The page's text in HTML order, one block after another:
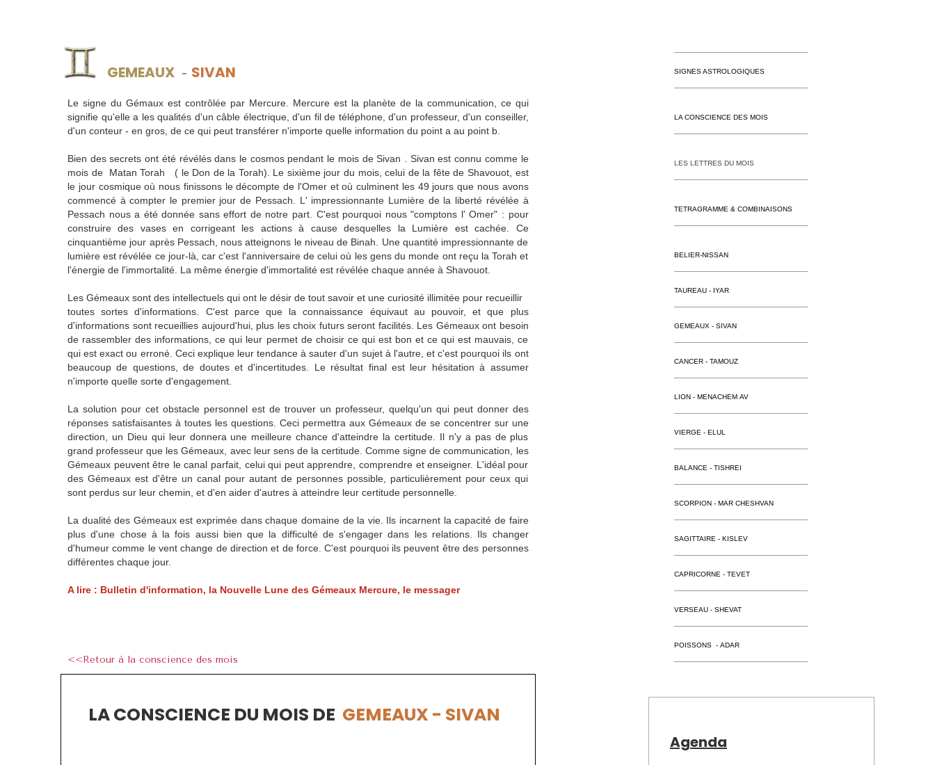
GEMEAUX - SIVAN
Le signe du Gémaux est contrôlée par Mercure. Mercure est la planète de la communication, ce qui
signifie qu'elle a les qualités d'un câble électrique, d'un fil de téléphone, d'un professeur, d'un conseiller,
d'un conteur - en gros, de ce qui peut transférer n'importe quelle information du point a au point b.
Bien des secrets ont été révélés dans le cosmos pendant le mois de Sivan . Sivan est connu comme le
mois de Matan Torah ( le Don de la Torah). Le sixième jour du mois, celui de la fête de Shavouot, est
le jour cosmique où nous finissons le décompte de l'Omer et où culminent les 49 jours que nous avons
commencé à compter le premier jour de Pessach. L' impressionnante Lumière de la liberté révélée à
Pessach nous a été donnée sans effort de notre part. C'est pourquoi nous "comptons l' Omer" : pour
construire des vases en corrigeant les actions à cause desquelles la Lumière est cachée. Ce
cinquantième jour après Pessach, nous atteignons le niveau de Binah. Une quantité impressionnante de
lumière est révélée ce jour-là, car c'est l'anniversaire de celui où les gens du monde ont reçu la Torah et
l'énergie de l'immortalité. La même énergie d'immortalité est révélée chaque année à Shavouot.
Les Gémeaux sont des intellectuels qui ont le désir de tout savoir et une curiosité illimitée pour recueillir
toutes sortes d'informations. C'est parce que la connaissance équivaut au pouvoir, et que plus
d'informations sont recueillies aujourd'hui, plus les choix futurs seront facilités. Les Gémeaux ont besoin
de rassembler des informations, ce qui leur permet de choisir ce qui est bon et ce qui est mauvais, ce
qui est exact ou erroné. Ceci explique leur tendance à sauter d'un sujet à l'autre, et c'est pourquoi ils ont
beaucoup de questions, de doutes et d'incertitudes. Le résultat final est leur hésitation à assumer
n'importe quelle sorte d'engagement.
La solution pour cet obstacle personnel est de trouver un professeur, quelqu'un qui peut donner des
réponses satisfaisantes à toutes les questions. Ceci permettra aux Gémeaux de se concentrer sur une
direction, un Dieu qui leur donnera une meilleure chance d'atteindre la certitude. Il n'y a pas de plus
grand professeur que les Gémeaux, avec leur sens de la certitude. Comme signe de communication, les
Gémeaux peuvent être le canal parfait, celui qui peut apprendre, comprendre et enseigner. L'idéal pour
des Gémeaux est d'être un canal pour autant de personnes possible, particulièrement pour ceux qui
sont perdus sur leur chemin, et d'en aider d'autres à atteindre leur certitude personnelle.
La dualité des Gémeaux est exprimée dans chaque domaine de la vie. Ils incarnent la capacité de faire
plus d'une chose à la fois aussi bien que la difficulté de s'engager dans les relations. Ils changer
d'humeur comme le vent change de direction et de force. C'est pourquoi ils peuvent être des personnes
différentes chaque jour.
A lire : Bulletin d'information, la Nouvelle Lune des Gémeaux Mercure, le messager
<<Retour à la conscience des mois
LA CONSCIENCE DU MOIS DE GEMEAUX - SIVAN
SIGNES ASTROLOGIQUES
LA CONSCIENCE DES MOIS
LES LETTRES DU MOIS
TETRAGRAMME & COMBINAISONS
BELIER-NISSAN
TAUREAU - IYAR
GEMEAUX - SIVAN
CANCER - TAMOUZ
LION - MENACHEM AV
VIERGE - ELUL
BALANCE - TISHREI
SCORPION - MAR CHESHVAN
SAGITTAIRE - KISLEV
CAPRICORNE - TEVET
VERSEAU - SHEVAT
POISSONS - ADAR
Agenda